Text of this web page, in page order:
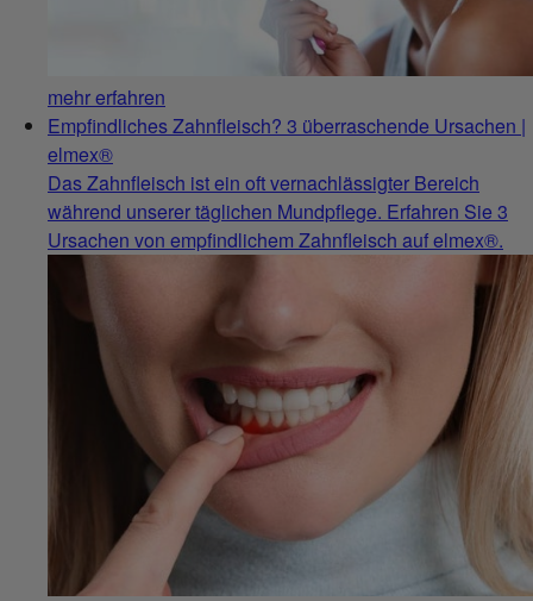
mehr erfahren
Empfindliches Zahnfleisch? 3 überraschende Ursachen |
elmex®
Das Zahnfleisch ist ein oft vernachlässigter Bereich
während unserer täglichen Mundpflege. Erfahren Sie 3
Ursachen von empfindlichem Zahnfleisch auf elmex®.